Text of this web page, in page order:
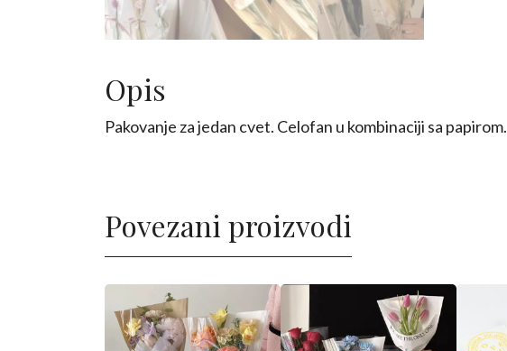
Opis
Pakovanje za jedan cvet. Celofan u kombinaciji sa papirom.
Povezani proizvodi
proizvod
ima
Ovaj
proizvod
ima
Ovaj
ima